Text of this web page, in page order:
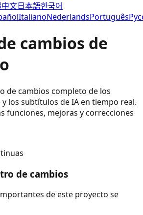
文日本語한국어
ItalianoNederlandsPortuguês
cambios de
de cambios completo de los
los subtítulos de IA en tiempo real.
funciones, mejoras y correcciones
de cambios
de este proyecto se